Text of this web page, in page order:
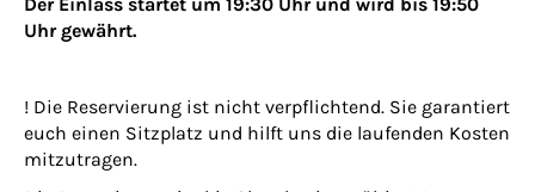
Uhr gewährt.
! Die Reservierung ist nicht verpflichtend. Sie garantiert
euch einen Sitzplatz und hilft uns die laufenden Kosten
mitzutragen.